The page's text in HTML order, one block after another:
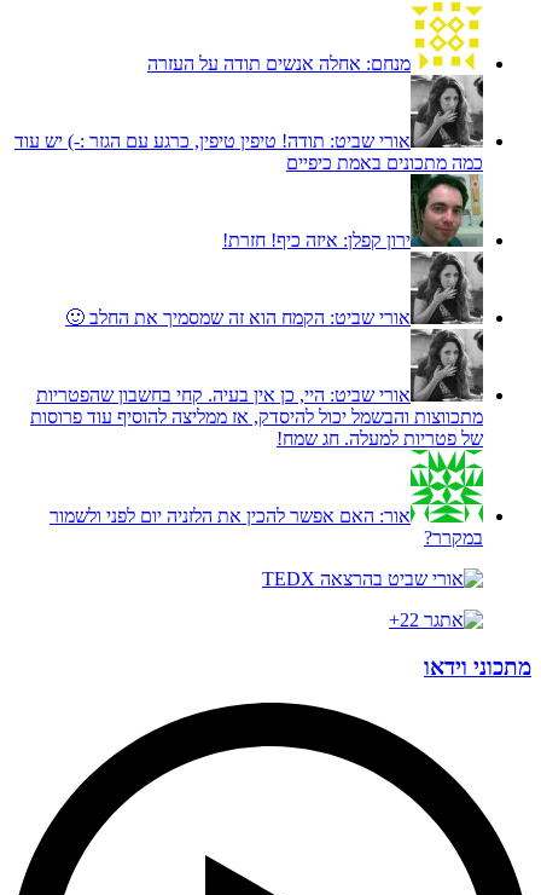
מנחם: אחלה אנשים תודה על העזרה
אורי שביט: תודה! טיפין טיפין, כרגע עם הגזר :-) יש עוד
כמה מתכונים באמת כיפיים
ירון קפלן: איזה כיף! חזרת!
אורי שביט: הקמח הוא זה שמסמיך את החלב 🙂
אורי שביט: היי, כן אין בעיה. קחי בחשבון שהפטריות
מתכווצות והבשמל יכול להיסדק, אז ממליצה להוסיף עוד פרוסות
של פטריות למעלה. חג שמח!
אור: האם אפשר להכין את הלזניה יום לפני ולשמור
במקרר?
מתכוני וידאו